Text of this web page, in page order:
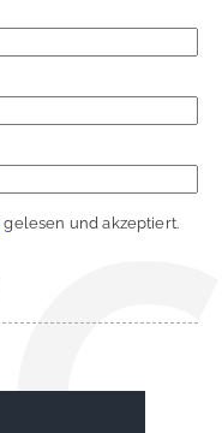
gelesen und akzeptiert.